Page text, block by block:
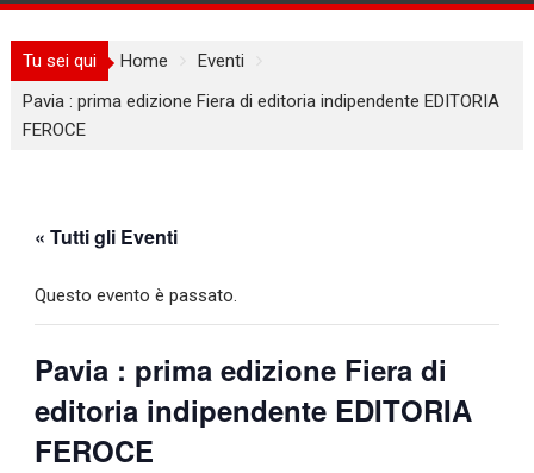
Tu sei qui Home
Eventi
Pavia : prima edizione Fiera di editoria indipendente EDITORIA
FEROCE
« Tutti gli Eventi
Questo evento è passato.
Pavia : prima edizione Fiera di
editoria indipendente EDITORIA
FEROCE